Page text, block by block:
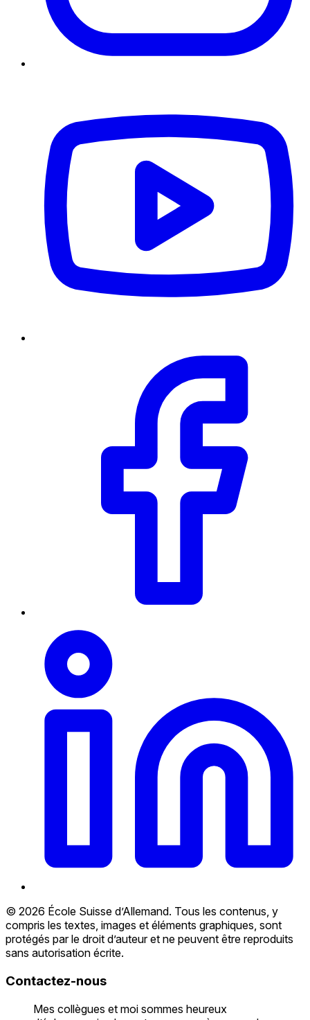
© 2026 École Suisse d’Allemand. Tous les contenus, y
compris les textes, images et éléments graphiques, sont
protégés par le droit d’auteur et ne peuvent être reproduits
sans autorisation écrite.
Contactez-nous
Mes collègues et moi sommes heureux